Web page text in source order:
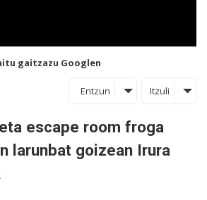
gaitzazu Googlen
Entzun Itzuli
escape room froga
larunbat goizean Irura